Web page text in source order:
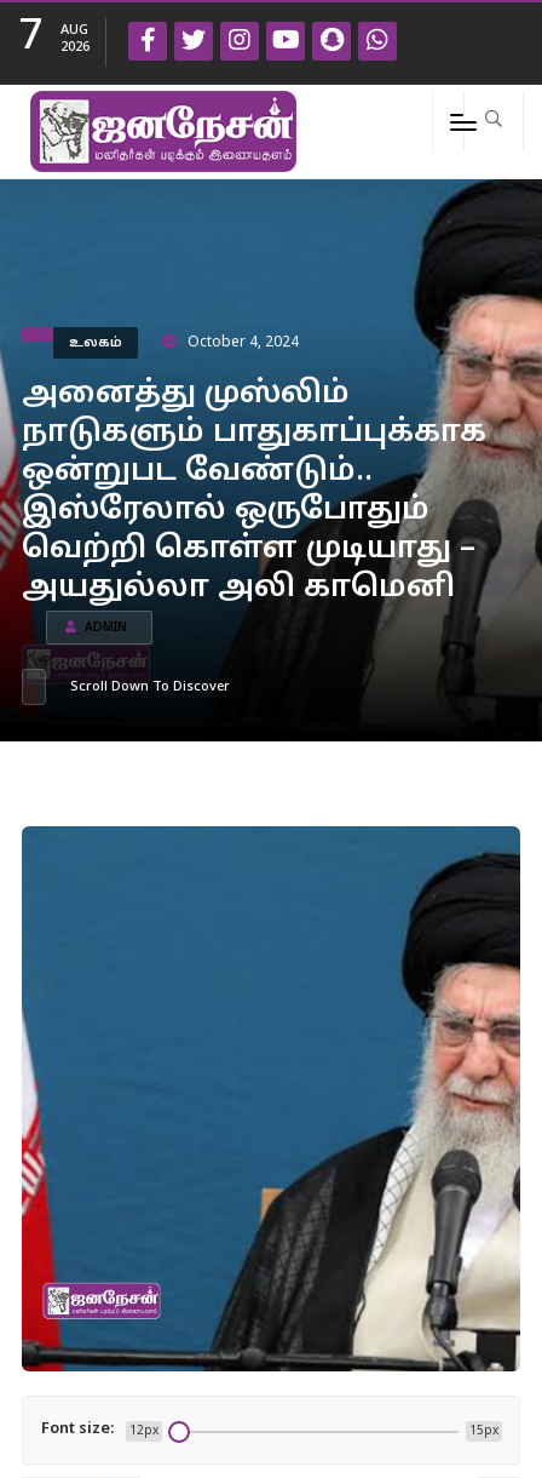
7
AUG
2026
உலகம் October 4, 2024
அனைத்து முஸ்லிம்
நாடுகளும் பாதுகாப்புக்காக
ஒன்றுபட வேண்டும்..
இஸ்ரேலால் ஒருபோதும்
வெற்றி கொள்ள முடியாது –
அயதுல்லா அலி காமெனி
ADMIN
Scroll Down To Discover
Font size: 12px 15px